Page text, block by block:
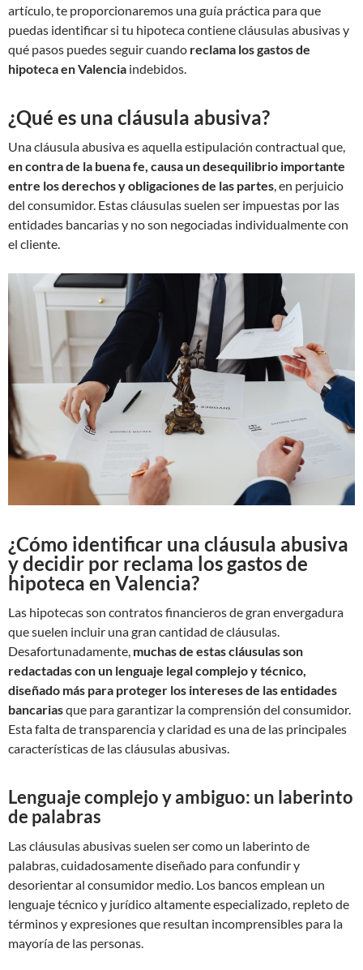
artículo, te proporcionaremos una guía práctica para que
puedas identificar si tu hipoteca contiene cláusulas abusivas y
qué pasos puedes seguir cuando reclama los gastos de
hipoteca en Valencia indebidos.
¿Qué es una cláusula abusiva?
Una cláusula abusiva es aquella estipulación contractual que,
en contra de la buena fe, causa un desequilibrio importante
entre los derechos y obligaciones de las partes, en perjuicio
del consumidor. Estas cláusulas suelen ser impuestas por las
entidades bancarias y no son negociadas individualmente con
el cliente.
¿Cómo identificar una cláusula abusiva
y decidir por reclama los gastos de
hipoteca en Valencia?
Las hipotecas son contratos financieros de gran envergadura
que suelen incluir una gran cantidad de cláusulas.
Desafortunadamente, muchas de estas cláusulas son
redactadas con un lenguaje legal complejo y técnico,
diseñado más para proteger los intereses de las entidades
bancariasque para garantizar la comprensión del consumidor.
Esta falta de transparencia y claridad es una de las principales
características de las cláusulas abusivas.
Lenguaje complejo y ambiguo: un laberinto
de palabras
Las cláusulas abusivas suelen ser como un laberinto de
palabras, cuidadosamente diseñado para confundir y
desorientar al consumidor medio. Los bancos emplean un
lenguaje técnico y jurídico altamente especializado, repleto de
términos y expresiones que resultan incomprensibles para la
mayoría de las personas.